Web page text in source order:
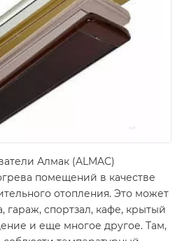
Алмак (ALMAC)
помещений в качестве
отопления. Это может
гараж, спортзал, кафе, крытый
и еще многое другое. Там,